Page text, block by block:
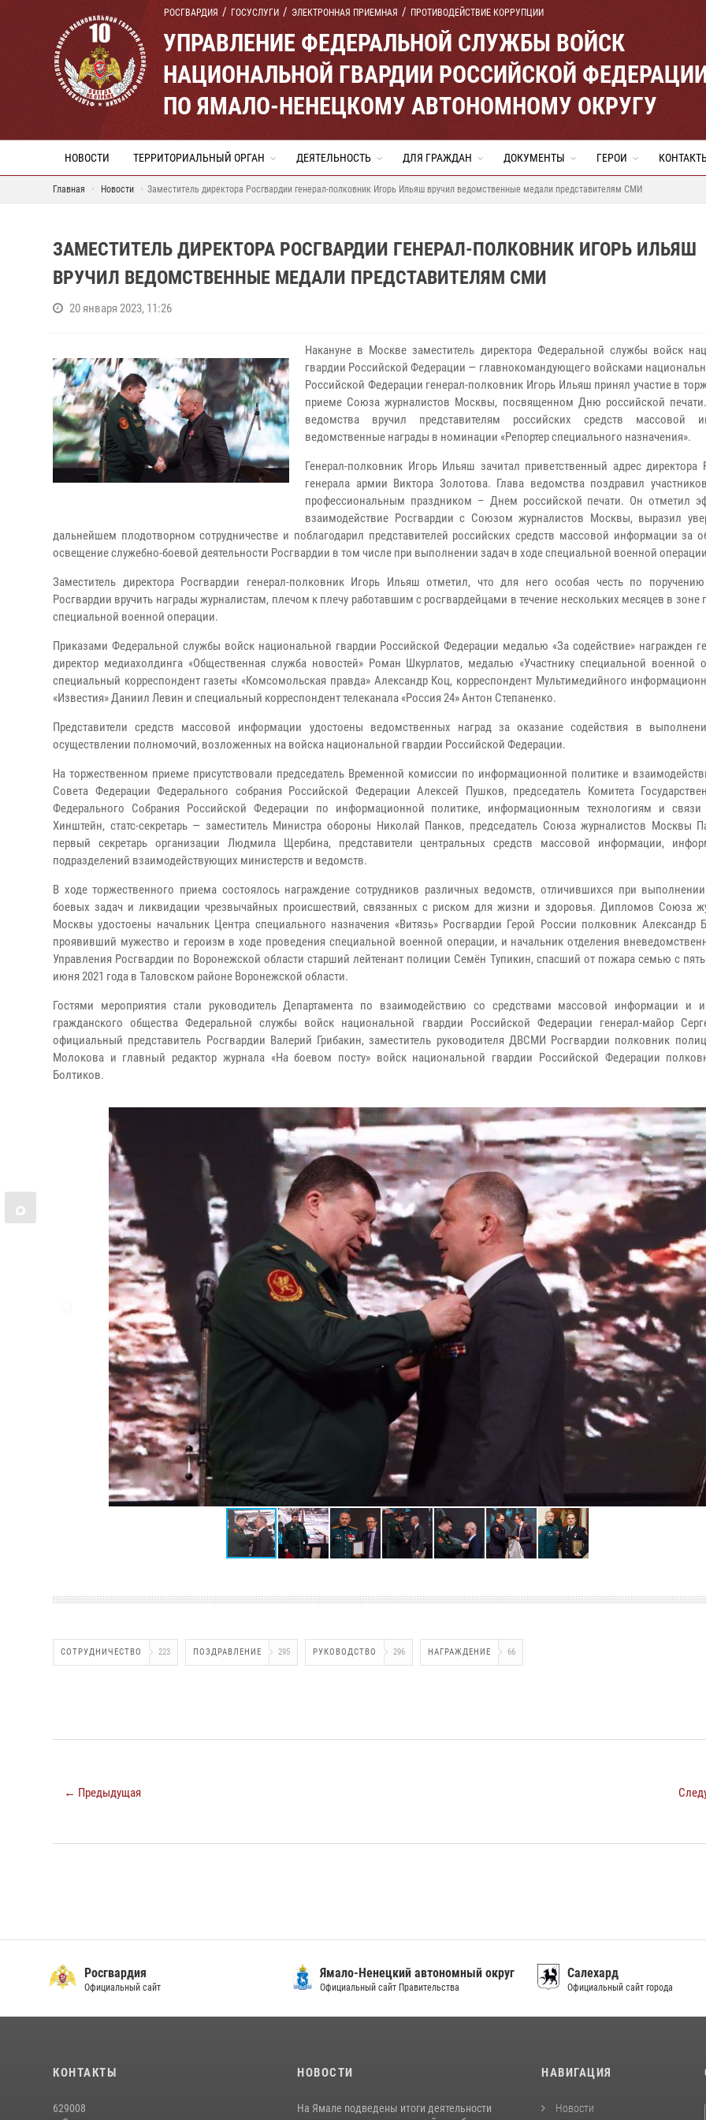
РОСГВАРДИЯ ГОСУСЛУГИ ЭЛЕКТРОННАЯ ПРИЕМНАЯ ПРОТИВОДЕЙСТВИЕ КОРРУПЦИИ
УПРАВЛЕНИЕ ФЕДЕРАЛЬНОЙ СЛУЖБЫ ВОЙСК
НАЦИОНАЛЬНОЙ ГВАРДИИ РОССИЙСКОЙ
ПО ЯМАЛО-НЕНЕЦКОМУ АВТОНОМНОМУ ОКРУГУ
НОВОСТИ ТЕРРИТОРИАЛЬНЫЙ ОРГАН ДЕЯТЕЛЬНОСТЬ ДЛЯ ГРАЖДАН ДОКУМЕНТЫ ГЕРОИ
Главная Новости Заместитель директора Росгвардии генерал-полковник Игорь Ильяш вручил ведомственные медали представителям СМИ
ЗАМЕСТИТЕЛЬ ДИРЕКТОРА РОСГВАРДИИ ГЕНЕРАЛ-ПОЛКОВНИК ИГОРЬ ИЛЬЯШ
ВРУЧИЛ ВЕДОМСТВЕННЫЕ МЕДАЛИ ПРЕДСТАВИТЕЛЯМ СМИ
20 января 2023, 11:26
Накануне в Москве заместитель директора Федеральной службы войск
гвардии Российской Федерации — главнокомандующего войсками
Российской Федерации генерал-полковник Игорь Ильяш принял участие в
приеме Союза журналистов Москвы, посвященном Дню российской
ведомства вручил представителям российских средств массовой
ведомственные награды в номинации «Репортер специального назначения».
Генерал-полковник Игорь Ильяш зачитал приветственный адрес директора
генерала армии Виктора Золотова. Глава ведомства поздравил
профессиональным праздником – Днем российской печати. Он отметил
взаимодействие Росгвардии с Союзом журналистов Москвы, выразил
дальнейшем плодотворном сотрудничестве и поблагодарил представителей российских средств массовой информации за
освещение служебно-боевой деятельности Росгвардии в том числе при выполнении задач в ходе специальной военной
Заместитель директора Росгвардии генерал-полковник Игорь Ильяш отметил, что для него особая честь по поручению
Росгвардии вручить награды журналистам, плечом к плечу работавшим с росгвардейцами в течение нескольких месяцев в зоне
специальной военной операции.
Приказами Федеральной службы войск национальной гвардии Российской Федерации медалью «За содействие» награжден
директор медиахолдинга «Общественная служба новостей» Роман Шкурлатов, медалью «Участнику специальной военной
специальный корреспондент газеты «Комсомольская правда» Александр Коц, корреспондент Мультимедийного
«Известия» Даниил Левин и специальный корреспондент телеканала «Россия 24» Антон Степаненко.
Представители средств массовой информации удостоены ведомственных наград за оказание содействия в
осуществлении полномочий, возложенных на войска национальной гвардии Российской Федерации.
На торжественном приеме присутствовали председатель Временной комиссии по информационной политике и
Совета Федерации Федерального собрания Российской Федерации Алексей Пушков, председатель Комитета
Федерального Собрания Российской Федерации по информационной политике, информационным технологиям и связи
Хинштейн, статс-секретарь — заместитель Министра обороны Николай Панков, председатель Союза журналистов Москвы
первый секретарь организации Людмила Щербина, представители центральных средств массовой информации,
подразделений взаимодействующих министерств и ведомств.
В ходе торжественного приема состоялось награждение сотрудников различных ведомств, отличившихся при
боевых задач и ликвидации чрезвычайных происшествий, связанных с риском для жизни и здоровья. Дипломов Союза
Москвы удостоены начальник Центра специального назначения «Витязь» Росгвардии Герой России полковник Александр
проявивший мужество и героизм в ходе проведения специальной военной операции, и начальник отделения
Управления Росгвардии по Воронежской области старший лейтенант полиции Семён Тупикин, спасший от пожара семью с
июня 2021 года в Таловском районе Воронежской области.
Гостями мероприятия стали руководитель Департамента по взаимодействию со средствами массовой информации и
гражданского общества Федеральной службы войск национальной гвардии Российской Федерации генерал-майор
официальный представитель Росгвардии Валерий Грибакин, заместитель руководителя ДВСМИ Росгвардии полковник
Молокова и главный редактор журнала «На боевом посту» войск национальной гвардии Российской Федерации
Болтиков.
СОТРУДНИЧЕСТВО 223 ПОЗДРАВЛЕНИЕ 295 РУКОВОДСТВО 296 НАГРАЖДЕНИЕ 66
← Предыдущая
Росгвардия
Официальный сайт
Ямало-Ненецкий автономный округ
Официальный сайт Правительства
Салехард
Официальный сайт города
КОНТАКТЫ
629008
НОВОСТИ
На Ямале подведены итоги деятельности
НАВИГАЦИЯ
Новости